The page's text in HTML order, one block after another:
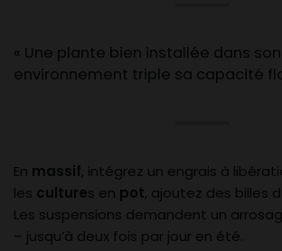
« Une plante bien installée dans son
environnement triple sa capacité
En massif, intégrez un engrais à
les cultures en pot, ajoutez des billes
Les suspensions demandent un
– jusqu’à deux fois par jour en été.